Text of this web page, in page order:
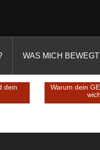
WAS MICH BEWEGT
Reminder an dich – und dein